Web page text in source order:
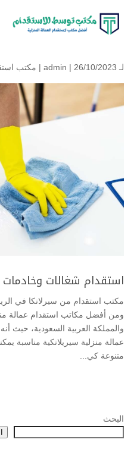
لـ admin | 26/10/2023 | مكتب
استقدام شغالات
مكتب استقدام من سيرلانكا في
ومن أفضل مكاتب استقدام عمالة
والمملكة العربية السعودية، حيث
عمالة منزلية سيريلانكية مناسبة
متنوعة كي...
البحث